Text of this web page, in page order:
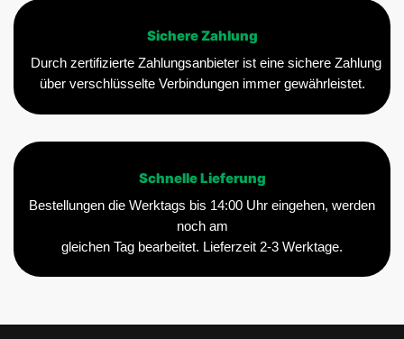
Sichere Zahlung
Durch zertifizierte Zahlungsanbieter ist eine sichere Zahlung
über verschlüsselte Verbindungen immer gewährleistet.
Schnelle Lieferung
Bestellungen die Werktags bis 14:00 Uhr eingehen, werden
noch am
gleichen Tag bearbeitet. Lieferzeit 2-3 Werktage.